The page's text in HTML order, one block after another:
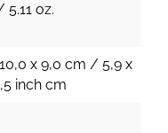
5.11 oz.
x 9,0 cm / 5,9 x
inch cm